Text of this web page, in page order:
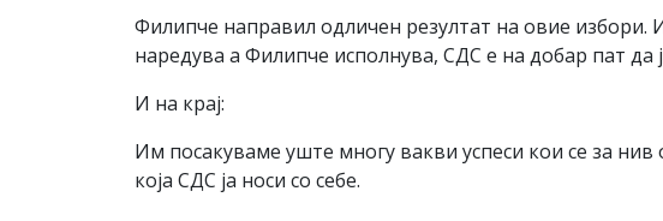
Филипче направил одличен резултат на овие избори.
наредува а Филипче исполнува, СДС е на добар пат
И на крај:
Им посакуваме уште многу вакви успеси кои се за
која СДС ја носи со себе.